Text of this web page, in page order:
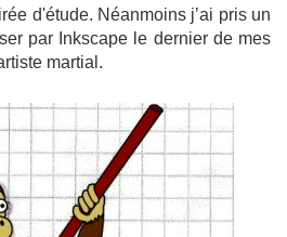
d'étude. Néanmoins j’ai pris un
par Inkscape le dernier de mes
martial.